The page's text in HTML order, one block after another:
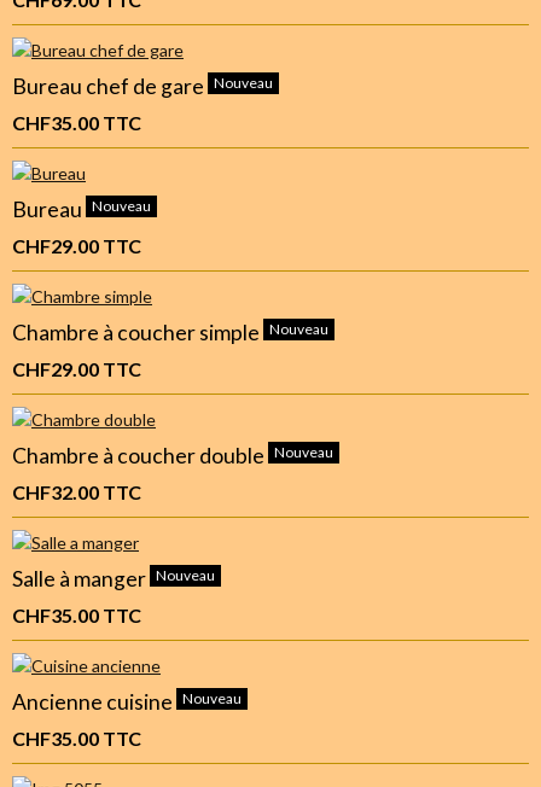
Bureau chef de gare Nouveau
CHF35.00 TTC
Bureau Nouveau
CHF29.00 TTC
Chambre à coucher simple Nouveau
CHF29.00 TTC
Chambre à coucher double Nouveau
CHF32.00 TTC
Salle à manger Nouveau
CHF35.00 TTC
Ancienne cuisine Nouveau
CHF35.00 TTC